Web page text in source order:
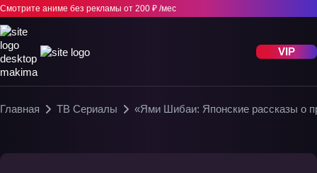
Смотрите аниме без рекламы от 200 ₽ /мес
VIP
Главная ТВ Сериалы «Ями Шибаи: Японские рассказы о